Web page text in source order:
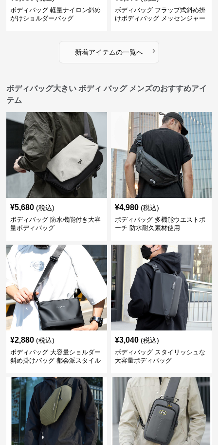
ボディバッグ 軽量ナイロン斜め
がけショルダーバッグ
ボディバッグ フラップ式斜め掛
けボディバッグ メッセンジャー
新着アイテムの一覧へ ›
ボディバッグ大きい ボディ バッグ メンズのおすすめアイ
テム
¥5,680 (税込)
ボディバッグ 防水機能付き大容
量ボディバッグ
¥4,980 (税込)
ボディバッグ 多機能ウエストポ
ーチ 防水耐久素材使用
¥2,880 (税込)
ボディバッグ 大容量ショルダー
斜め掛けバッグ 都会派スタイル
¥3,040 (税込)
ボディバッグ スタイリッシュな
大容量ボディバッグ